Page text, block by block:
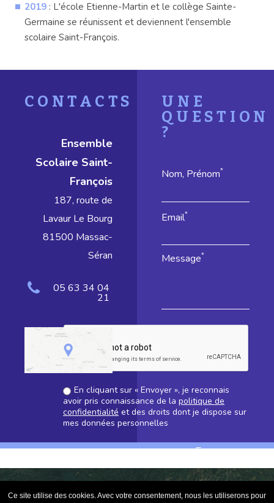
2019 : L'école Etienne-Martin et le collège Sainte-
Germaine se réunissent et deviennent l'ensemble
scolaire Saint-François.
CONTACTS
Ensemble
Scolaire Saint-
François
187, route de
Lavaur Le Bourg
81500 Massac-
Séran
05 63 34 04
21
UNE
QUESTION
?
Nom, Prénom*
Email*
Message*
En cliquant sur « Envoyer », je reconnais
avoir pris connaissance de la politique de
confidentialité et des droits dont je dispose sur
mes données personnelles
Champs obligatoires
Ce site utilise des cookies. Avec votre consentement, nous les utiliserons pour